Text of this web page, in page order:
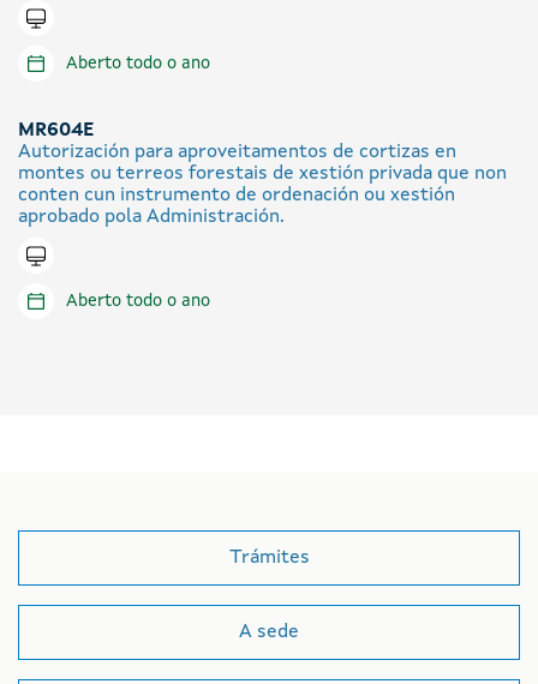
Tramitar en liña
Aberto todo o ano
MR604E
Autorización para aproveitamentos de cortizas en
montes ou terreos forestais de xestión privada que non
conten cun instrumento de ordenación ou xestión
aprobado pola Administración.
Tramitar en liña
Aberto todo o ano
Trámites
A sede